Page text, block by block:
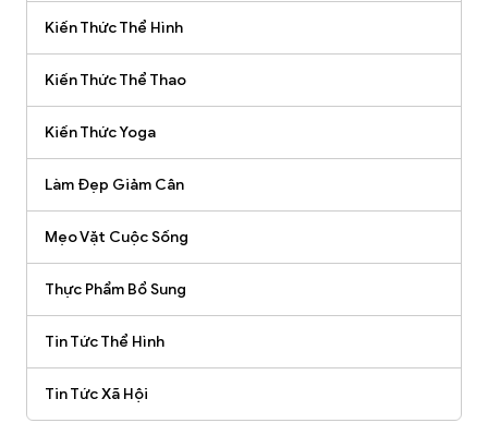
Kiến Thức Thể Hình
Kiến Thức Thể Thao
Kiến Thức Yoga
Làm Đẹp Giảm Cân
Mẹo Vặt Cuộc Sống
Thực Phẩm Bổ Sung
Tin Tức Thể Hình
Tin Tức Xã Hội